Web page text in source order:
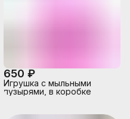
650 ₽
Игрушка с мыльными
пузырями, в коробке